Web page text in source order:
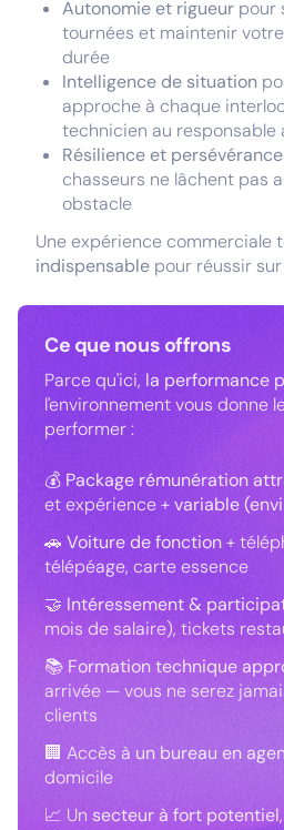
Autonomie et rigueur pour
tournées et maintenir
durée
Intelligence de situation
approche à chaque
technicien au responsable
Résilience et persévérance
chasseurs ne lâchent pas
obstacle
Une expérience commerciale
indispensable pour réussir
Ce que nous offrons
Parce qu'ici, la performance
l'environnement vous donne
performer :
💰 Package rémunération
et expérience +variable
🚗 Voiture de fonction+
télépéage, carte essence
🤝 Intéressement &
mois de salaire), tickets
📚 Formation technique
arrivée — vous ne serez
clients
🏢 Accès à un bureau en
domicile
📈 Un secteur à fort potentiel